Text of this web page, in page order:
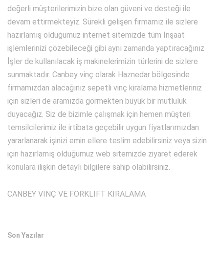
değerli müşterilerimizin bize olan güveni ve desteği ile
devam ettirmekteyiz. Sürekli gelişen firmamız ile sizlere
hazırlamış olduğumuz internet sitemizde tüm İnşaat
işlemlerinizi çözebileceği gibi aynı zamanda yaptıracağınız
İşler de kullanılacak iş makinelerimizin türlerini de sizlere
sunmaktadır. Canbey vinç olarak Haznedar bölgesinde
firmamızdan alacağınız sepetli vinç kiralama hizmetleriniz
için sizleri de aramızda görmekten büyük bir mutluluk
duyacağız. Siz de bizimle çalışmak için hemen müşteri
temsilcilerimiz ile irtibata geçebilir uygun fiyatlarımızdan
yararlanarak işinizi emin ellere teslim edebilirsiniz veya sizin
için hazırlamış olduğumuz web sitemizde ziyaret ederek
konulara ilişkin detaylı bilgilere sahip olabilirsiniz.
CANBEY VİNÇ VE FORKLİFT KİRALAMA
Son Yazılar